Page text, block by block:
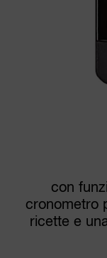
con
cronometro
ricette e